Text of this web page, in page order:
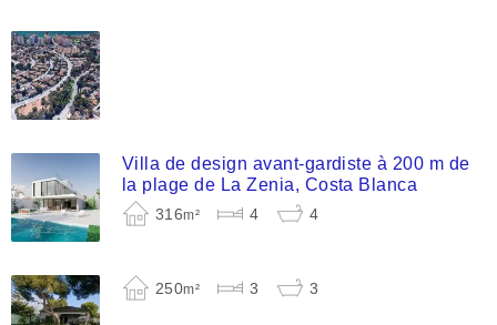
Villa de design avant-gardiste à 200 m de
la plage de La Zenia, Costa Blanca
316m² 4 4
250m² 3 3